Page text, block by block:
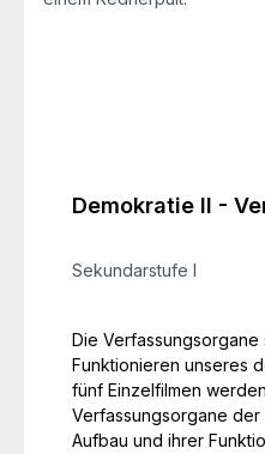
Demokratie II -
Sekundarstufe I
Die
Funktionieren unseres
fünf Einzelfilmen
Verfassungsorgane
Aufbau und ihrer